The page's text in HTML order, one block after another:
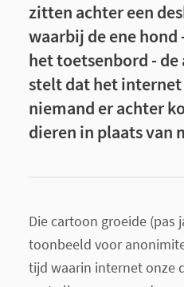
zitten achter een
waarbij de ene
het toetsenbord -
stelt dat het internet
niemand er achter
dieren in plaats van
Die cartoon groeide (pas
toonbeeld voor
tijd waarin internet onze